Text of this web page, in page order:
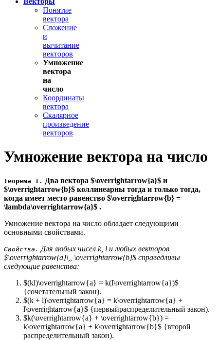
Понятие
вектора
Сложение
и
вычитание
векторов
Умножение
вектора
на
число
Координаты
вектора
Скалярное
произведение
векторов
Умножение вектора на число
Теорема 1. Два вектора $\overrightarrow{a}$ и
$\overrightarrow{b}$ коллинеарны тогда и только тогда,
когда имеет место равенство $\overrightarrow{b} =
\lambda\overrightarrow{a}$ .
Умножение вектора на число обладает следующими
основными свойствами.
Свойства. Для любых чисел k, l и любых векторов
$\overrightarrow{a}\,, \overrightarrow{b}$ справедливы
следующие равенства:
$(kl)\overrightarrow{a} = k(l\overrightarrow{a})$
{сочетательный закон).
$(k + l)\overrightarrow{a} = k\overrightarrow{a} +
l\overrightarrow{a}$ {первыйраспределительный закон).
$k(\overrightarrow{a} + \overrightarrow{b}) =
k\overrightarrow{a} + k\overrightarrow{b}$ {второй
распределительный закон).